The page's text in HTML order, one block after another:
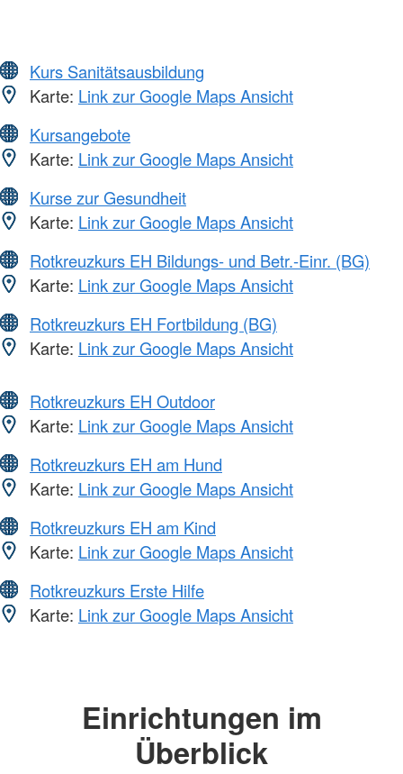
Kurs Sanitätsausbildung
Karte: Link zur Google Maps Ansicht
Kursangebote
Karte: Link zur Google Maps Ansicht
Kurse zur Gesundheit
Karte: Link zur Google Maps Ansicht
Rotkreuzkurs EH Bildungs- und Betr.-Einr. (BG)
Karte: Link zur Google Maps Ansicht
Rotkreuzkurs EH Fortbildung (BG)
Karte: Link zur Google Maps Ansicht
Rotkreuzkurs EH Outdoor
Karte: Link zur Google Maps Ansicht
Rotkreuzkurs EH am Hund
Karte: Link zur Google Maps Ansicht
Rotkreuzkurs EH am Kind
Karte: Link zur Google Maps Ansicht
Rotkreuzkurs Erste Hilfe
Karte: Link zur Google Maps Ansicht
Einrichtungen im
Überblick